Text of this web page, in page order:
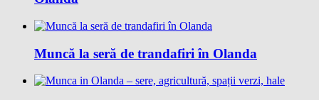
Muncă la seră de trandafiri în Olanda